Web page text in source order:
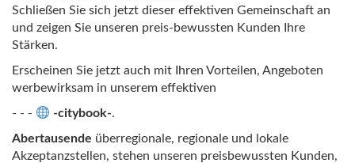
Schließen Sie sich jetzt dieser effektiven Gemeinschaft an
und zeigen Sie unseren preis-bewussten Kunden Ihre
Stärken.
Erscheinen Sie jetzt auch mit Ihren Vorteilen, Angeboten
werbewirksam in unserem effektiven
- - -
-citybook-.
Abertausende überregionale, regionale und lokale
Akzeptanzstellen, stehen unseren preisbewussten Kunden,